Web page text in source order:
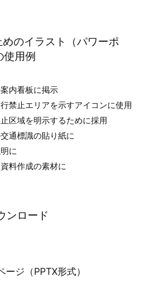
のイラスト（パワーポ
使用例
内看板に掲示
禁止エリアを示すアイコンに使用
区域を明示するために採用
通標識の貼り紙に
に
料作成の素材に
ンロード
ジ（PPTX形式）